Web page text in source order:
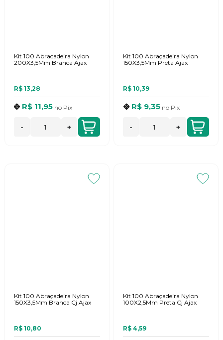
Kit 100 Abracadeira Nylon
200X3,5Mm Branca Ajax
R$ 13,28
R$ 11,95 no Pix
- +
Kit 100 Abraçadeira Nylon
150X3,5Mm Preta Ajax
R$ 10,39
R$ 9,35 no Pix
- +
Kit 100 Abraçadeira Nylon
150X3,5Mm Branca Cj Ajax
R$ 10,80
Kit 100 Abraçadeira Nylon
100X2,5Mm Preta Cj Ajax
R$ 4,59